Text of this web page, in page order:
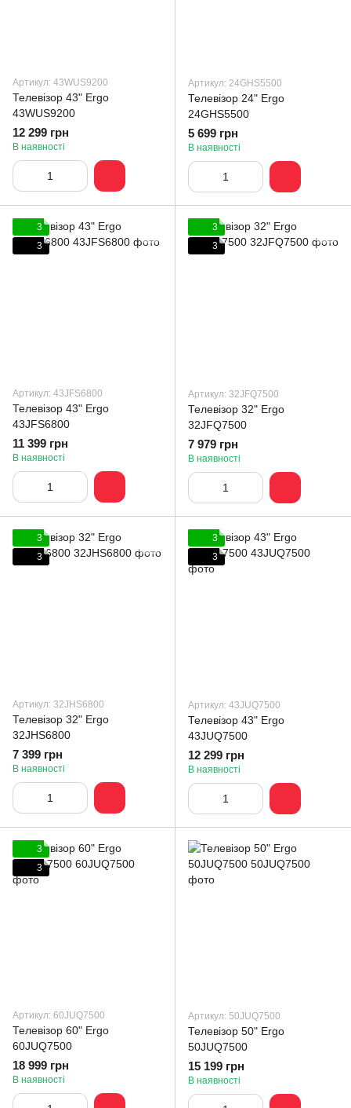
Артикул: 43WUS9200
Телевізор 43" Ergo
43WUS9200
12 299 грн
В наявності
Артикул: 24GHS5500
Телевізор 24" Ergo
24GHS5500
5 699 грн
В наявності
3
3
Артикул: 43JFS6800
Телевізор 43" Ergo
43JFS6800
11 399 грн
В наявності
3
3
Артикул: 32JFQ7500
Телевізор 32" Ergo
32JFQ7500
7 979 грн
В наявності
3
3
Артикул: 32JHS6800
Телевізор 32" Ergo
32JHS6800
7 399 грн
В наявності
3
3
Артикул: 43JUQ7500
Телевізор 43" Ergo
43JUQ7500
12 299 грн
В наявності
3
3
Артикул: 60JUQ7500
Телевізор 60" Ergo
60JUQ7500
18 999 грн
В наявності
Артикул: 50JUQ7500
Телевізор 50" Ergo
50JUQ7500
15 199 грн
В наявності